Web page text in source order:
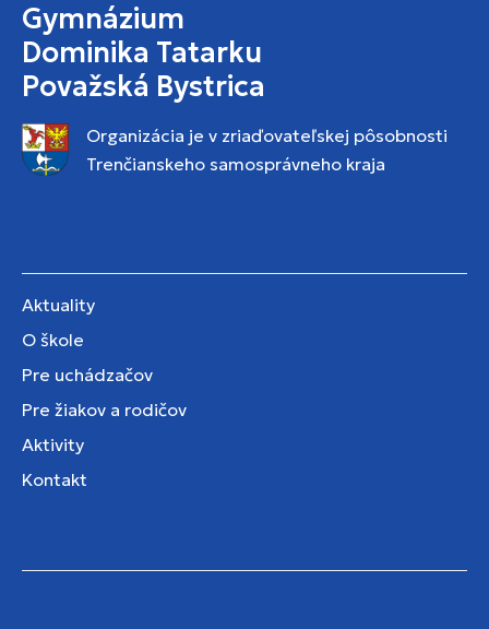
Gymnázium
Dominika Tatarku
Považská Bystrica
Organizácia je v zriaďovateľskej pôsobnosti
Trenčianskeho samosprávneho kraja
Aktuality
O škole
Pre uchádzačov
Pre žiakov a rodičov
Aktivity
Kontakt